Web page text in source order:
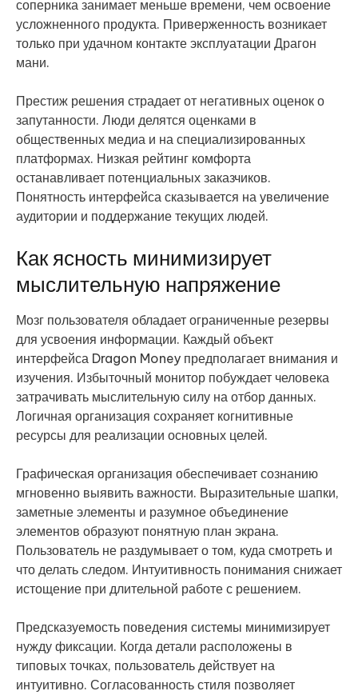
соперника занимает меньше времени, чем освоение
усложненного продукта. Приверженность возникает
только при удачном контакте эксплуатации Драгон
мани.
Престиж решения страдает от негативных оценок о
запутанности. Люди делятся оценками в
общественных медиа и на специализированных
платформах. Низкая рейтинг комфорта
останавливает потенциальных заказчиков.
Понятность интерфейса сказывается на увеличение
аудитории и поддержание текущих людей.
Как ясность минимизирует
мыслительную напряжение
Мозг пользователя обладает ограниченные резервы
для усвоения информации. Каждый объект
интерфейса Dragon Money предполагает внимания и
изучения. Избыточный монитор побуждает человека
затрачивать мыслительную силу на отбор данных.
Логичная организация сохраняет когнитивные
ресурсы для реализации основных целей.
Графическая организация обеспечивает сознанию
мгновенно выявить важности. Выразительные шапки,
заметные элементы и разумное объединение
элементов образуют понятную план экрана.
Пользователь не раздумывает о том, куда смотреть и
что делать следом. Интуитивность понимания снижает
истощение при длительной работе с решением.
Предсказуемость поведения системы минимизирует
нужду фиксации. Когда детали расположены в
типовых точках, пользователь действует на
интуитивно. Согласованность стиля позволяет